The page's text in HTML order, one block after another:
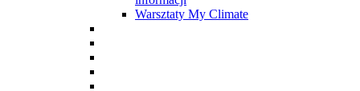
Warsztaty My Climate